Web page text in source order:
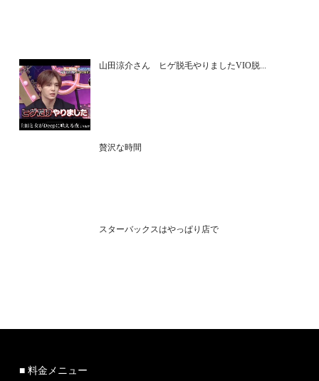
山田涼介さん ヒゲ脱毛やりましたVIO脱...
贅沢な時間
スターバックスはやっぱり店で
■ 料金メニュー